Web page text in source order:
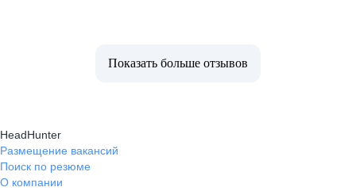
Показать больше отзывов
HeadHunter
Размещение вакансий
Поиск по резюме
О компании